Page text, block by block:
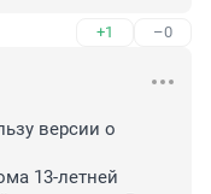
+1 –0
версии о
13-летней